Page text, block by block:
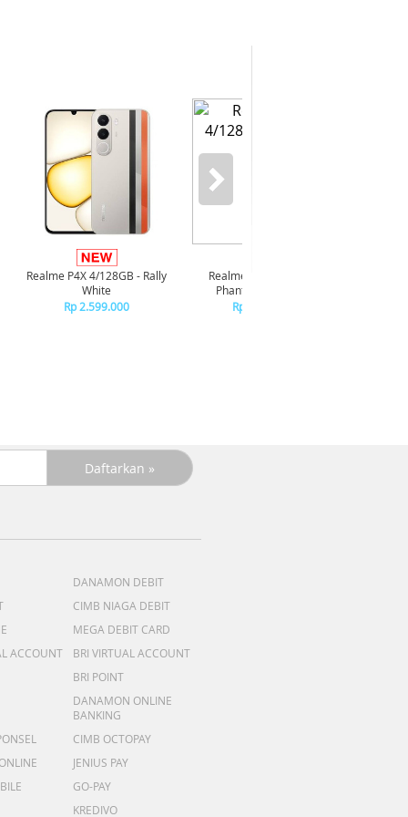
Realme P4X 4/128GB - Rally
White
Rp 2.599.000
Realme P4X 4/128GB -
Phantom Navy Blue
Rp 2.599.000
DANAMON DEBIT
CIMB NIAGA DEBIT
MEGA DEBIT CARD
ACCOUNT
BRI VIRTUAL ACCOUNT
BRI POINT
DANAMON ONLINE
BANKING
CIMB OCTOPAY
JENIUS PAY
GO-PAY
KREDIVO